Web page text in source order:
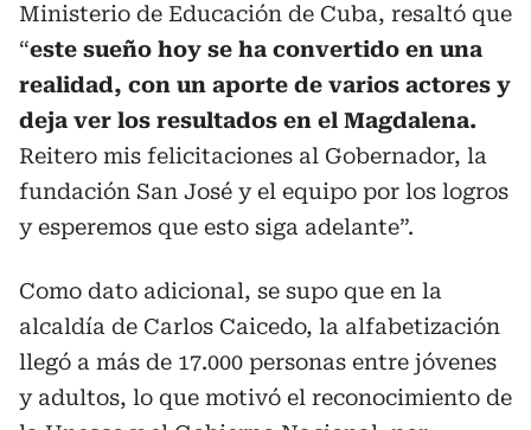
Ministerio de Educación de Cuba, resaltó que
“este sueño hoy se ha convertido en una
realidad, con un aporte de varios actores y
deja ver los resultados en el Magdalena.
Reitero mis felicitaciones al Gobernador, la
fundación San José y el equipo por los logros
y esperemos que esto siga adelante”.
Como dato adicional, se supo que en la
alcaldía de Carlos Caicedo, la alfabetización
llegó a más de 17.000 personas entre jóvenes
y adultos, lo que motivó el reconocimiento de